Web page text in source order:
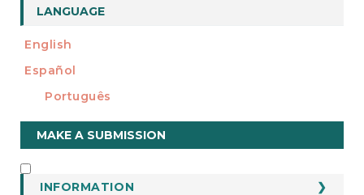
LANGUAGE
English
Español
Português
Make
a
Submission
MAKE A SUBMISSION
INFORMATION